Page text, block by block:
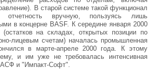
В старой системе такой функционал
отчетность вручную, пользуясь лишь
в концерне BASF. К середине января 2000
на складах, открытых позиции по
лицевым счетам) началась промышленная
в марте-апреле 2000 года. К этому
и им уже не требовалась интенсивная
и "Импакт-Софт".